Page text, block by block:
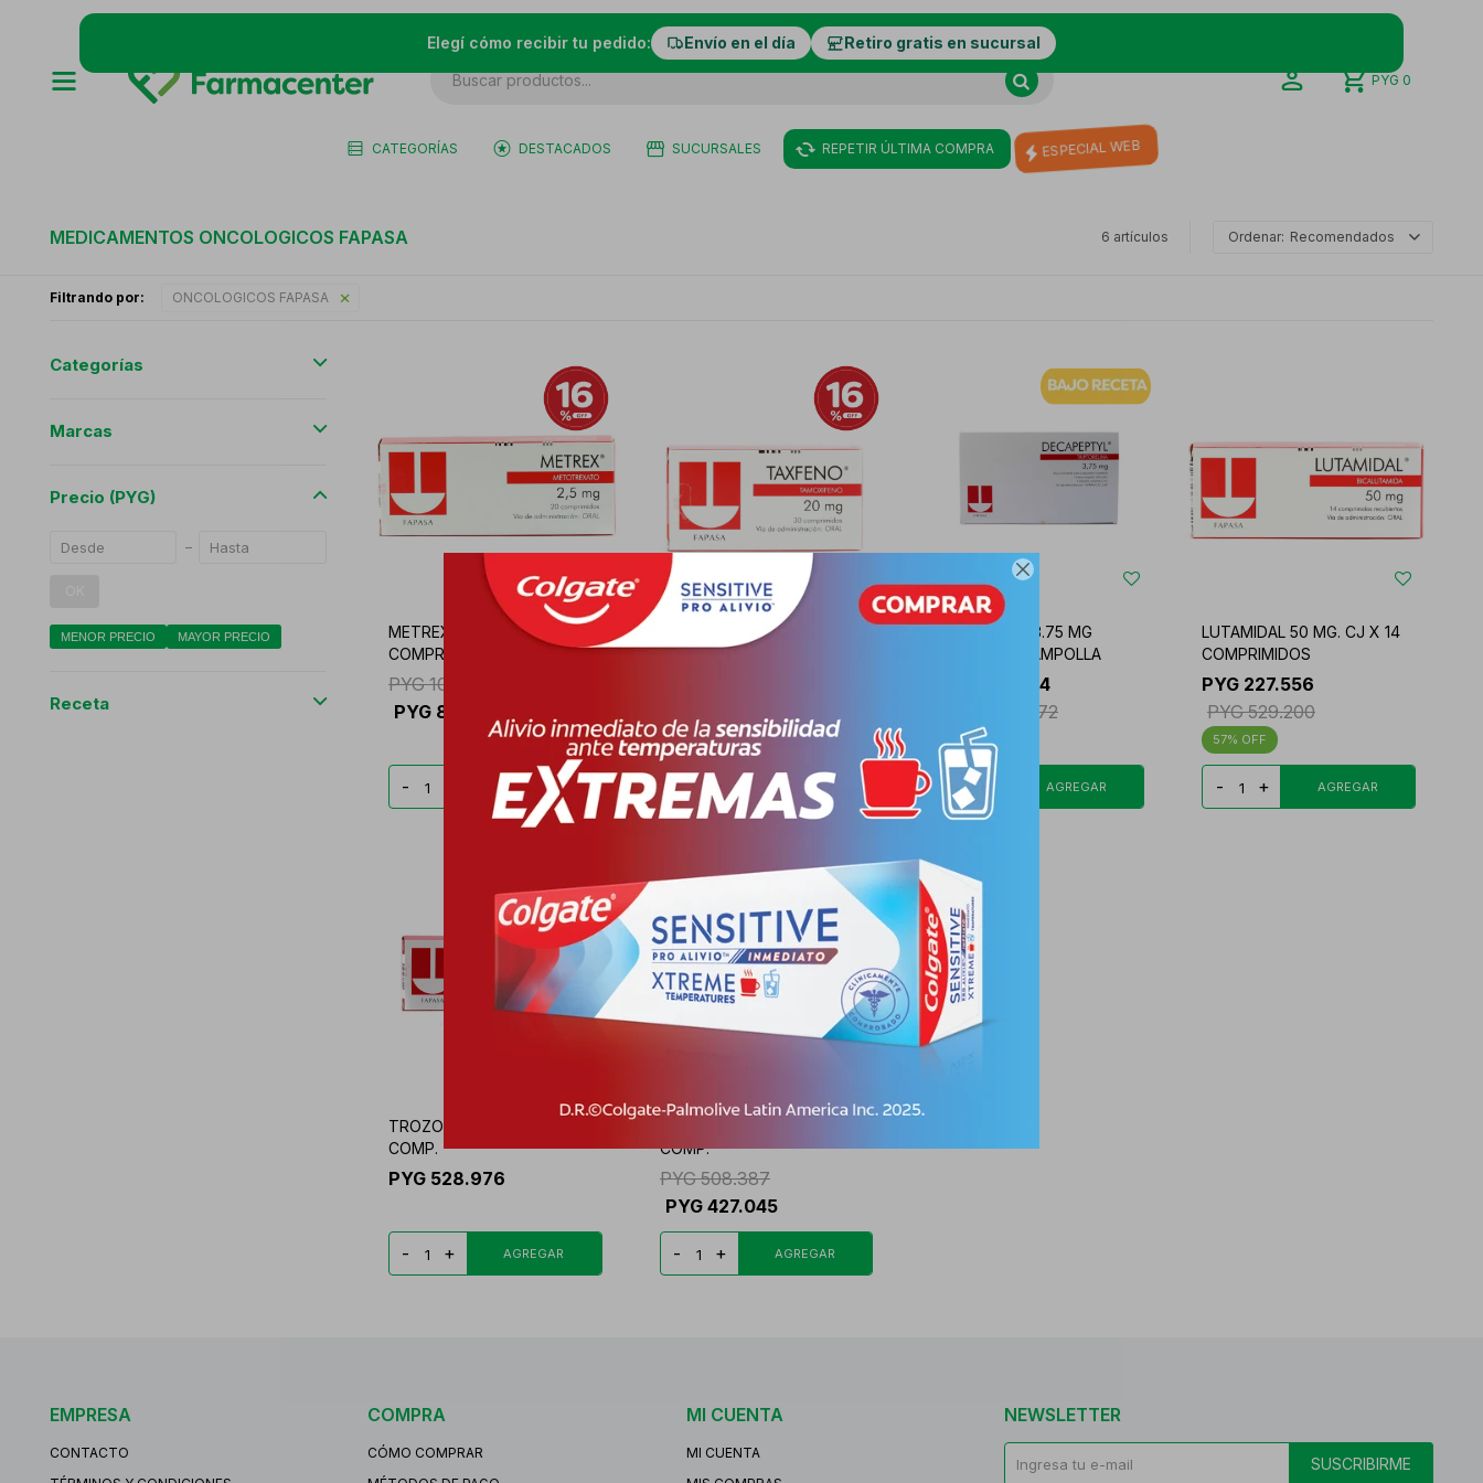

Elegí cómo recibir tu pedido: Envío en el día Retiro gratis en sucursal
CATEGORÍAS DESTACADOS SUCURSALES REPETIR ÚLTIMA COMPRA ESPECIAL WEB
PYG 0
MEDICAMENTOS ONCOLOGICOS FAPASA 6 artículos Recomendados
Filtrando por: ONCOLOGICOS FAPASA
METREX 2,5 MG. CJ X 20
COMPRIMIDOS
PYG 105.538
PYG 88.652
-
TAXFENO 20 MG. CJ X 30
COMPRIMIDOS
- +
DECAPEPTYL 3.75 MG
AMPOLLA X 1 AMPOLLA
1.014.574
2.601.472
- +
LUTAMIDAL 50 MG. CJ X 14
COMPRIMIDOS
PYG 227.556
PYG 529.200
57
- +
TROZOLET 1 MG CJ X 28
COMP.
PYG 528.976
- +
COMP.
PYG 508.387
PYG 427.045
- +
Categorías
Marcas
Precio (PYG)
MENOR PRECIO MAYOR PRECIO
Receta
EMPRESA
CONTACTO
COMPRA
CÓMO COMPRAR
MI CUENTA
MI CUENTA
NEWSLETTER
SUSCRIBIRME